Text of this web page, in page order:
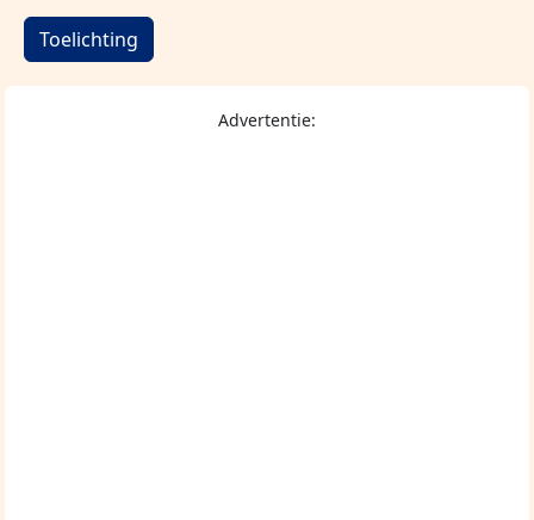
Toelichting
Advertentie: